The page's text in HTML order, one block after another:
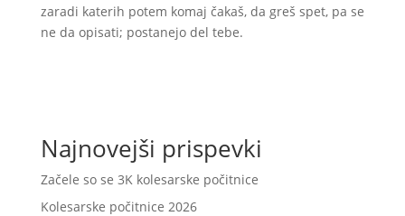
zaradi katerih potem komaj čakaš, da greš spet, pa se
ne da opisati; postanejo del tebe.
Najnovejši prispevki
Začele so se 3K kolesarske počitnice
Kolesarske počitnice 2026